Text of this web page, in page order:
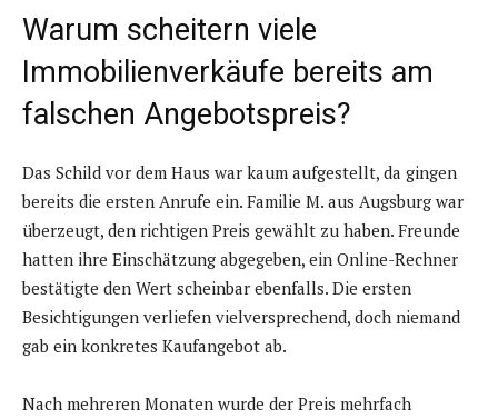
Warum scheitern viele
Immobilienverkäufe bereits am
falschen Angebotspreis?
Das Schild vor dem Haus war kaum aufgestellt, da gingen
bereits die ersten Anrufe ein. Familie M. aus Augsburg war
überzeugt, den richtigen Preis gewählt zu haben. Freunde
hatten ihre Einschätzung abgegeben, ein Online-Rechner
bestätigte den Wert scheinbar ebenfalls. Die ersten
Besichtigungen verliefen vielversprechend, doch niemand
gab ein konkretes Kaufangebot ab.
Nach mehreren Monaten wurde der Preis mehrfach